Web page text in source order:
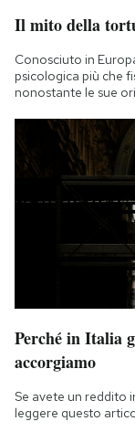
Il mito della
Conosciuto in
psicologica più che
nonostante le sue
Perché in Italia
accorgiamo
Se avete un reddito
leggere questo